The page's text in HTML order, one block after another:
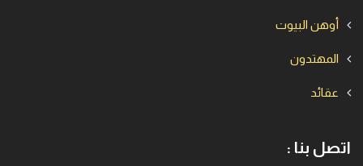
أوهن البيوت
المهتدون
عقائد
اتصل بنا :